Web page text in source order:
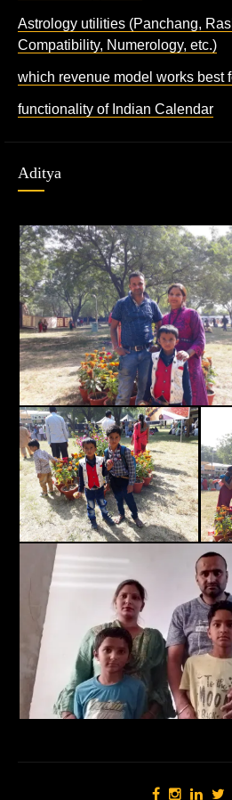
Astrology utilities (Panchang,
Compatibility, Numerology, etc.)
which revenue model works best
functionality of Indian Calendar
Aditya